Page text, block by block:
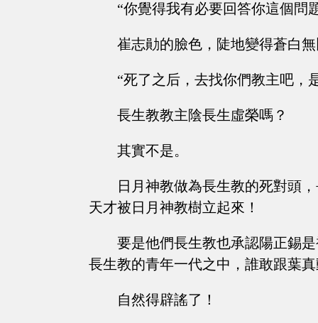
“你覺得我有必要回答你這個問
崔志勛的臉色，陡地變得蒼白
“死了之后，去找你們教主吧，
長生教教主陰長生虛榮嗎？
其實不是。
日月神教做為長生教的死對頭
天才被日月神教樹立起來！
要是他們長生教也承認陽正錫
長生教的青年一代之中，誰敢跟葉
自然得辟謠了！